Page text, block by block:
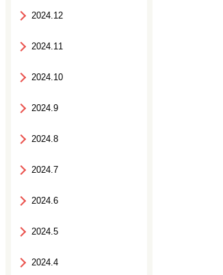
2024.12
2024.11
2024.10
2024.9
2024.8
2024.7
2024.6
2024.5
2024.4